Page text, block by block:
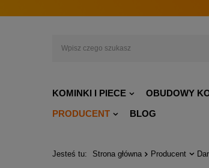
KOMINKI I PIECE OBUDOWY
PRODUCENT
BLOG
Jesteś tu: Strona główna Producent